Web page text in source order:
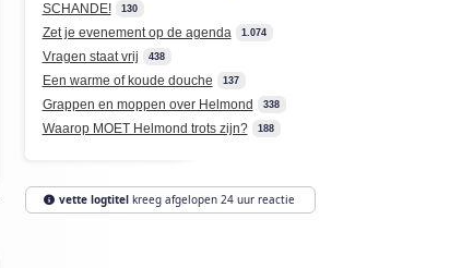
SCHANDE! 130
Zet je evenement op de agenda 1.074
Vragen staat vrij 438
Een warme of koude douche 137
Grappen en moppen over Helmond 338
Waarop MOET Helmond trots zijn? 188
vette logtitelkreeg afgelopen 24 uur reactie